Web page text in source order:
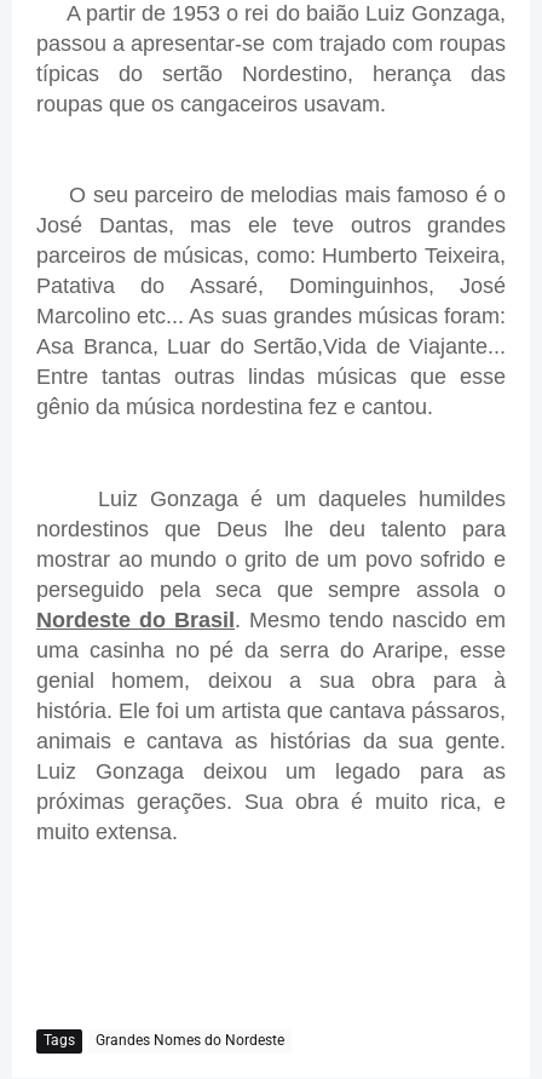
A partir de 1953 o rei do baião Luiz Gonzaga,
passou a apresentar-se com trajado com roupas
típicas do sertão Nordestino, herança das
roupas que os cangaceiros usavam.
O seu parceiro de melodias mais famoso é o
José Dantas, mas ele teve outros grandes
parceiros de músicas, como: Humberto Teixeira,
Patativa do Assaré, Dominguinhos, José
Marcolino etc... As suas grandes músicas foram:
Asa Branca, Luar do Sertão,Vida de Viajante...
Entre tantas outras lindas músicas que esse
gênio da música nordestina fez e cantou.
Luiz Gonzaga é um daqueles humildes
nordestinos que Deus lhe deu talento para
mostrar ao mundo o grito de um povo sofrido e
perseguido pela seca que sempre assola o
Nordeste do Brasil. Mesmo tendo nascido em
uma casinha no pé da serra do Araripe, esse
genial homem, deixou a sua obra para à
história. Ele foi um artista que cantava pássaros,
animais e cantava as histórias da sua gente.
Luiz Gonzaga deixou um legado para as
próximas gerações. Sua obra é muito rica, e
muito extensa.
Tags Grandes Nomes do Nordeste